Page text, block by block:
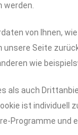
von Ihnen,
unsere Seite
wie
als auch
ist individuell
Programme und